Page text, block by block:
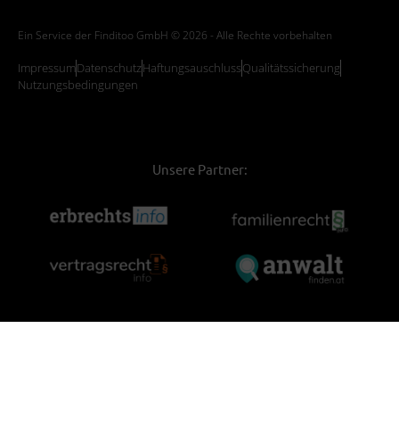
Ein Service der Finditoo GmbH © 2026 - Alle Rechte vorbehalten
ImpressumDatenschutzHaftungsauschlussQualitätssicherung
Nutzungsbedingungen
Unsere Partner: